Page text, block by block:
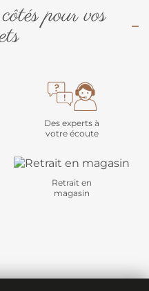
pour vos
Des experts à
votre écoute
Retrait en
magasin